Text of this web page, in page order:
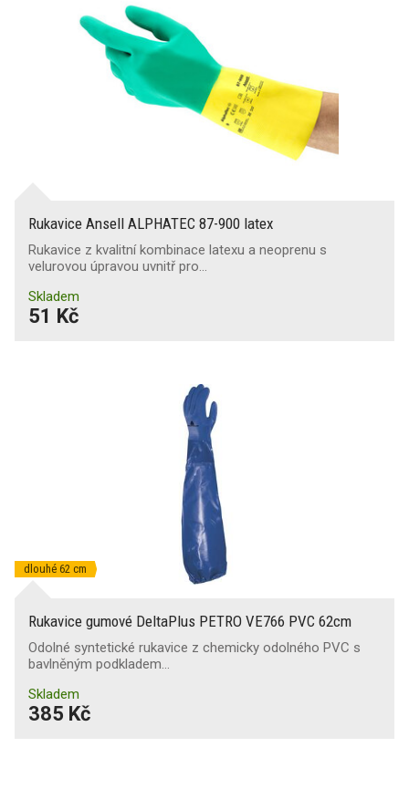
Rukavice Ansell ALPHATEC 87-900 latex
Rukavice z kvalitní kombinace latexu a neoprenu s
velurovou úpravou uvnitř pro…
Skladem
51 Kč
dlouhé 62 cm
Rukavice gumové DeltaPlus PETRO VE766 PVC 62cm
Odolné syntetické rukavice z chemicky odolného PVC s
bavlněným podkladem…
Skladem
385 Kč